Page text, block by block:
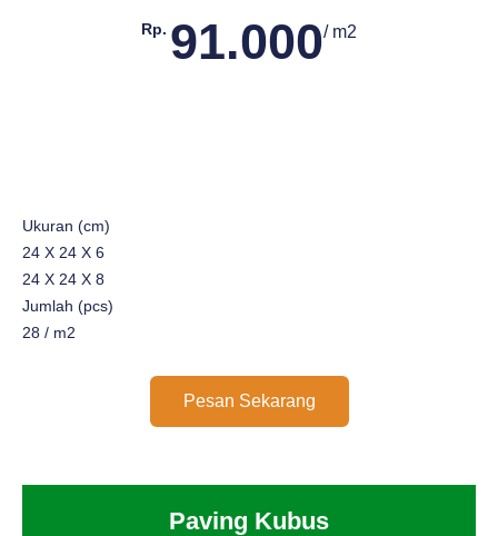
Rp. 91.000/ m2
Ukuran (cm)
24 X 24 X 6
24 X 24 X 8
Jumlah (pcs)
28 / m2
Pesan Sekarang
Paving Kubus